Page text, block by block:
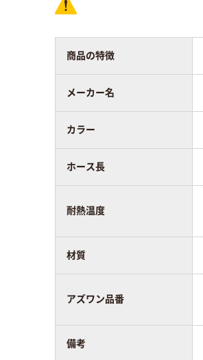
商品の特徴
メーカー名
カラー
ホース長
耐熱温度
材質
アズワン品番
備考